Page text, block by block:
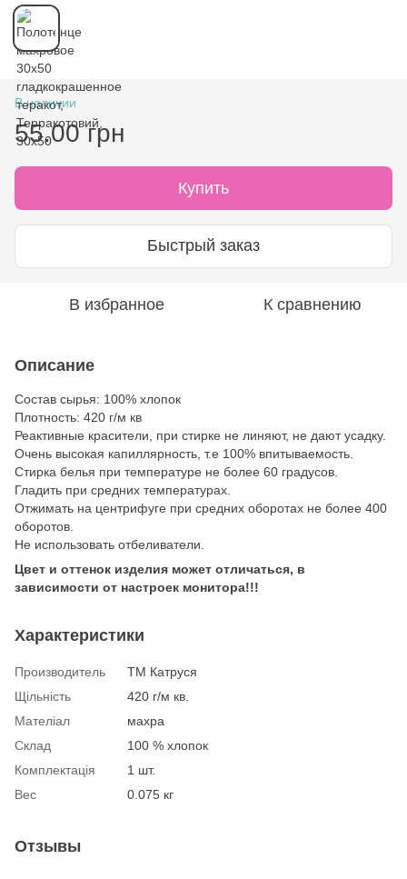
В наличии
55.00 грн
Купить
Быстрый заказ
В избранное К сравнению
Описание
Состав сырья: 100% хлопок
Плотность: 420 г/м кв
Реактивные красители, при стирке не линяют, не дают усадку.
Очень высокая капиллярность, т.е 100% впитываемость.
Стирка белья при температуре не более 60 градусов.
Гладить при средних температурах.
Отжимать на центрифуге при средних оборотах не более 400
оборотов.
Не использовать отбеливатели.
Цвет и оттенок изделия может отличаться, в
зависимости от настроек монитора!!!
Характеристики
Производитель
ТМ Катруся
Щільність
420 г/м кв.
Мателіал
махра
Склад
100 % хлопок
Комплектація
1 шт.
Вес
0.075 кг
Отзывы